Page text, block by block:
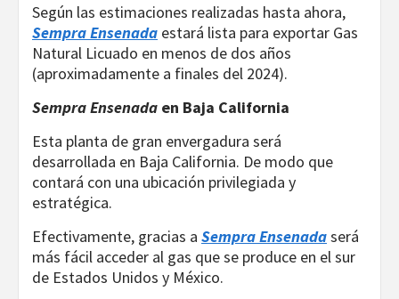
Según las estimaciones realizadas hasta ahora,
Sempra Ensenada estará lista para exportar Gas
Natural Licuado en menos de dos años
(aproximadamente a finales del 2024).
Sempra Ensenada en Baja California
Esta planta de gran envergadura será
desarrollada en Baja California. De modo que
contará con una ubicación privilegiada y
estratégica.
Efectivamente, gracias a Sempra Ensenadaserá
más fácil acceder al gas que se produce en el sur
de Estados Unidos y México.